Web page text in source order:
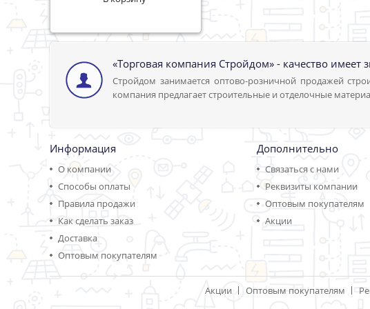
«Торговая компания Стройдом» - качество имеет
Стройдом занимается оптово-розничной продажей
компания предлагает строительные и отделочные
Информация
О компании
Способы оплаты
Правила продажи
Как сделать заказ
Доставка
Оптовым покупателям
Дополнительно
Связаться с нами
Реквизиты компании
Оптовым покупателям
Акции
Акции Оптовым покупателям